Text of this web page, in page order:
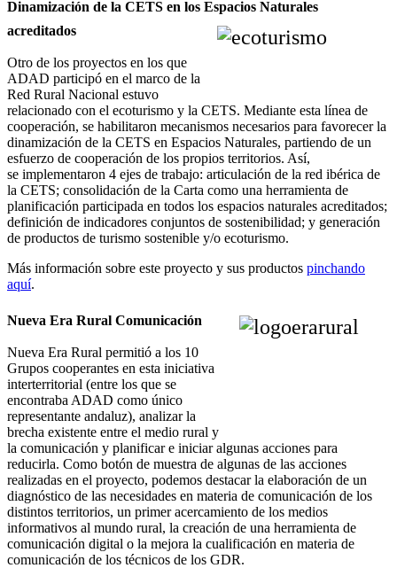
Dinamización de la CETS en los Espacios Naturales
acreditados
Otro de los proyectos en los que
ADAD participó en el marco de la
Red Rural Nacional estuvo
relacionado con el ecoturismo y la CETS. Mediante esta línea de
cooperación, se habilitaron mecanismos necesarios para favorecer la
dinamización de la CETS en Espacios Naturales, partiendo de un
esfuerzo de cooperación de los propios territorios. Así,
se implementaron 4 ejes de trabajo: articulación de la red ibérica de
la CETS; consolidación de la Carta como una herramienta de
planificación participada en todos los espacios naturales acreditados;
definición de indicadores conjuntos de sostenibilidad; y generación
de productos de turismo sostenible y/o ecoturismo.
Más información sobre este proyecto y sus productos pinchando
aquí.
Nueva Era Rural Comunicación
Nueva Era Rural permitió a los 10
Grupos cooperantes en esta iniciativa
interterritorial (entre los que se
encontraba ADAD como único
representante andaluz), analizar la
brecha existente entre el medio rural y
la comunicación y planificar e iniciar algunas acciones para
reducirla. Como botón de muestra de algunas de las acciones
realizadas en el proyecto, podemos destacar la elaboración de un
diagnóstico de las necesidades en materia de comunicación de los
distintos territorios, un primer acercamiento de los medios
informativos al mundo rural, la creación de una herramienta de
comunicación digital o la mejora la cualificación en materia de
comunicación de los técnicos de los GDR.